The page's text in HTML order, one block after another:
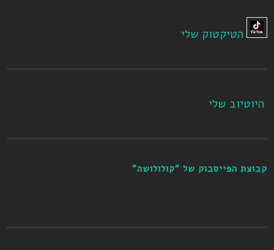
הטיקטוק שלי
היוטיוב שלי
קבוצת הפייסבוק של "קולולושה"